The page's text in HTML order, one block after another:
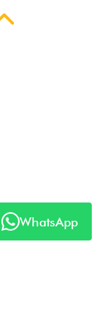
Anterior
WhatsApp